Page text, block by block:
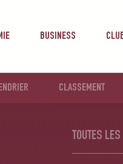
BUSINESS
CLASSEMENT
TOUTES